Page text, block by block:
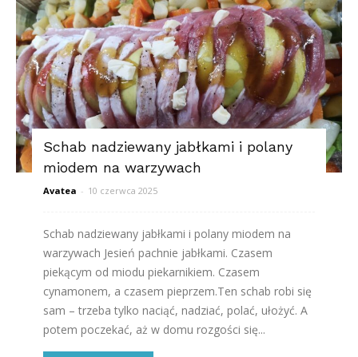
Schab nadziewany jabłkami i polany
miodem na warzywach
Avatea - 10 czerwca 2025
Schab nadziewany jabłkami i polany miodem na
warzywach Jesień pachnie jabłkami. Czasem
piekącym od miodu piekarnikiem. Czasem
cynamonem, a czasem pieprzem.Ten schab robi się
sam – trzeba tylko naciąć, nadziać, polać, ułożyć. A
potem poczekać, aż w domu rozgości się...